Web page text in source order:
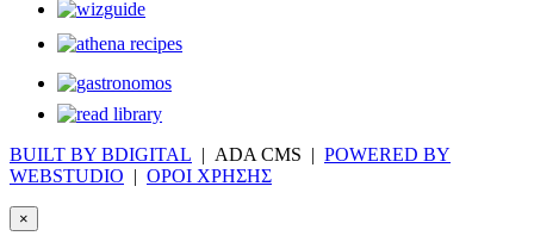
BUILT BY BDIGITAL | ADA CMS | POWERED BY
WEBSTUDIO | ΟΡΟΙ ΧΡΗΣΗΣ
×